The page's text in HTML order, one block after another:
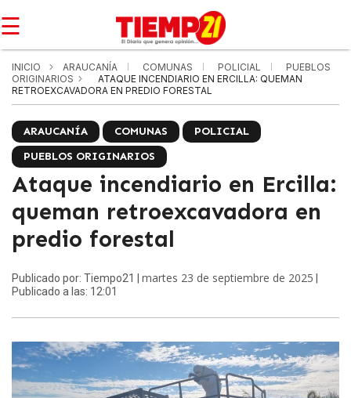
☰
INICIO ARAUCANÍA COMUNAS POLICIAL
PUEBLOS
ORIGINARIOS
ATAQUE INCENDIARIO EN ERCILLA: QUEMAN
RETROEXCAVADORA EN PREDIO FORESTAL
ARAUCANÍA COMUNAS
POLICIAL
PUEBLOS ORIGINARIOS
Ataque incendiario en Ercilla:
queman retroexcavadora en
predio forestal
Publicado por: Tiempo21 | martes 23 de septiembre de 2025
Publicado a las: 12:01